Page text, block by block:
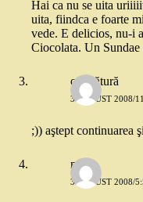
Hai ca nu se uita
uita, fiindca e foarte
vede. E delicios, nu-i
Ciocolata. Un
o picătură
3 AUGUST 2008/
;)) aştept continuarea
mimo
3 AUGUST 2008/